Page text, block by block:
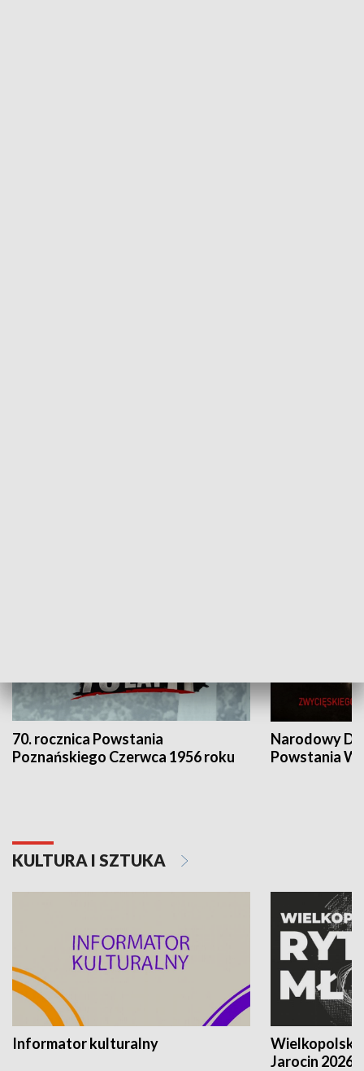
70. rocznica Powstania
Poznańskiego Czerwca 1956 roku
Narodowy
Powstania
KULTURA I SZTUKA
Informator kulturalny
Jarocin 2026